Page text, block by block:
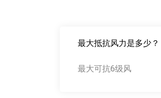
最大抵抗风力是多少？
最大可抗6级风